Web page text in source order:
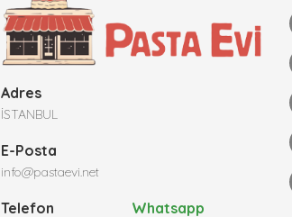
Adres
İSTANBUL
E-Posta
info@pastaevi.net
Telefon Whatsapp